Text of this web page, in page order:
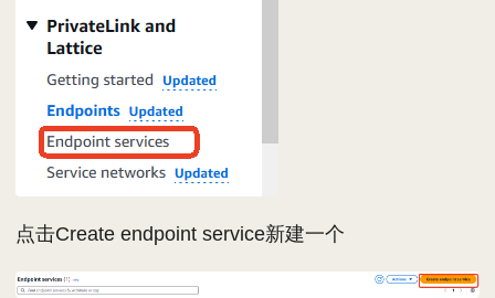
点击Create endpoint service新建一个